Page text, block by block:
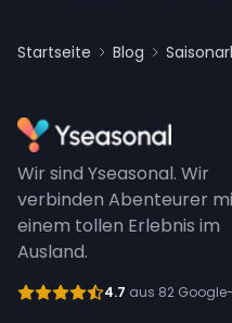
Startseite Blog
Wir sind Yseasonal. Wir
verbinden Abenteurer
einem tollen Erlebnis im
Ausland.
4.7 aus 82